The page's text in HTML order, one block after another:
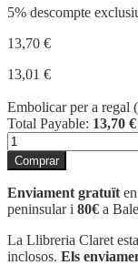
5% descompte
13,70 €
13,01 €
Embolicar per a regal (
Total Payable: 13,70 €
quantitat
de
EN
BUSCA
DE
LA
FE
Comprar
Enviament gratuït
peninsular i 80€ a
La Llibreria Claret
inclosos. Els